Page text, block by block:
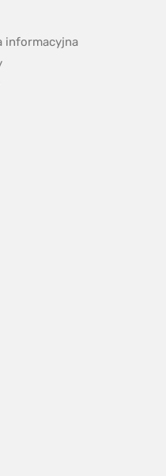
informacyjna
pdf, 153.9 kB.